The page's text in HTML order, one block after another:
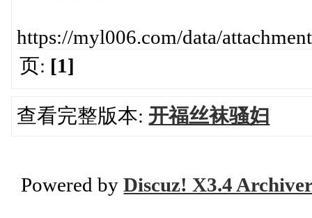
https://myl006.com/data/
页: [1]
查看完整版本: 开福丝袜骚妇
Powered byDiscuz! X3.4